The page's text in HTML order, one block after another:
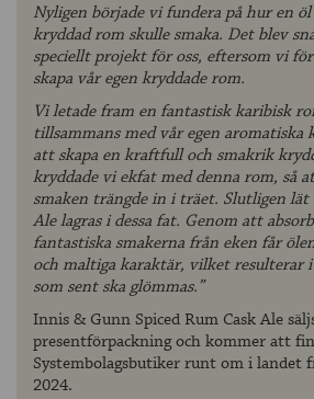
Nyligen började vi fundera på hur en
kryddad rom skulle smaka. Det blev
speciellt projekt för oss, eftersom vi
skapa vår egen kryddade rom.
Vi letade fram en fantastisk karibisk
tillsammans med vår egen
att skapa en kraftfull och smakrik
kryddade vi ekfat med denna rom, så
smaken trängde in i träet. Slutligen
Ale lagras i dessa fat. Genom att
fantastiska smakerna från eken får
och maltiga karaktär, vilket resulterar i
som sent ska glömmas.”
Innis & Gunn Spiced Rum Cask Ale
presentförpackning och kommer att
Systembolagsbutiker runt om i landet
2024.